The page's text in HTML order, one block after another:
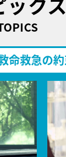
命救急の